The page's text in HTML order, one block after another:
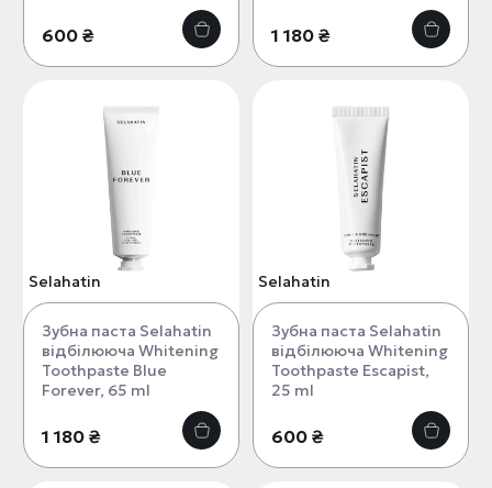
600 ₴ 1 180 ₴
Selahatin
Зубна паста Selahatin
відбілююча Whitening
Toothpaste Blue
Forever, 65 ml
1 180 ₴
Selahatin
Зубна паста Selahatin
відбілююча Whitening
Toothpaste Escapist,
25 ml
600 ₴